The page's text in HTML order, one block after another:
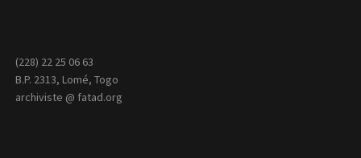
(228) 22 25 06 63
B.P. 2313, Lomé, Togo
archiviste @ fatad.org